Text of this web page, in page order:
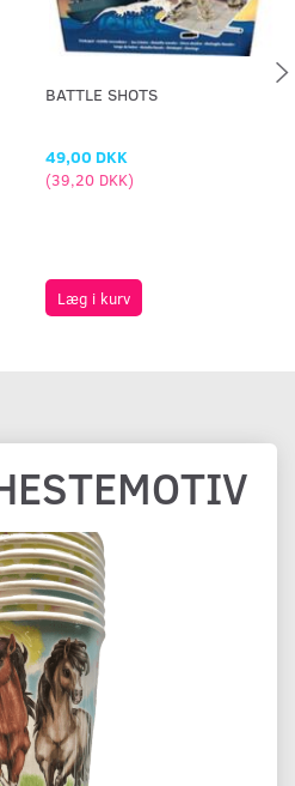
BATTLE SHOTS
49,00 DKK
(39,20 DKK)
Læg i kurv